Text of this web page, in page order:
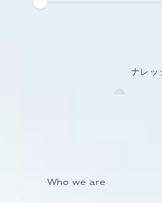
ナレッ
Who we are